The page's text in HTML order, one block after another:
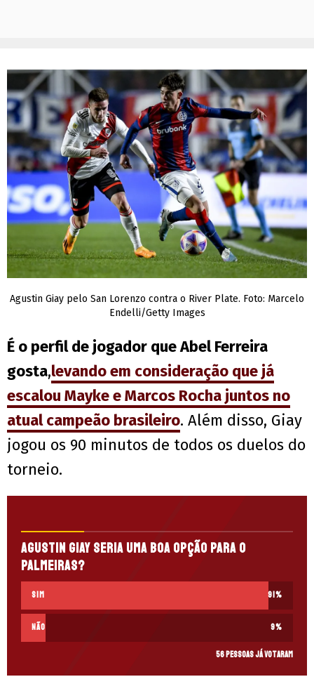
Agustin Giay pelo San Lorenzo contra o River Plate. Foto: Marcelo
Endelli/Getty Images
É o perfil de jogador que Abel Ferreira
gosta,levando em consideração que já
escalou Mayke e Marcos Rocha juntos no
atual campeão brasileiro. Além disso, Giay
jogou os 90 minutos de todos os duelos do
torneio.
Agustin Giay seria uma boa opção para o
Palmeiras?
SIM 91%
NÃO 9%
56 pessoas já votaram